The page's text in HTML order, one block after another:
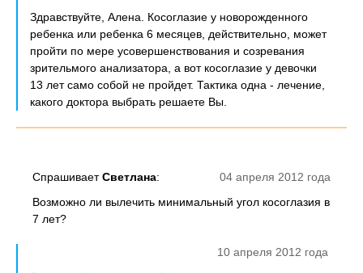
Здравствуйте, Алена. Косоглазие у новорожденного
ребенка или ребенка 6 месяцев, действительно, может
пройти по мере усовершенствования и созревания
зрительмого анализатора, а вот косоглазие у девочки
13 лет само собой не пройдет. Тактика одна - лечение,
какого доктора выбрать решаете Вы.
04 апреля 2012 года
СпрашиваетСветлана:
Возможно ли вылечить минимальный угол косоглазия в
7 лет?
10 апреля 2012 года